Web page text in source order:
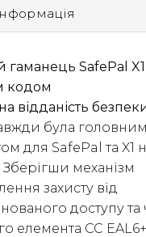
гаманець SafePal X1
кодом
відданість
була головним
для SafePal та X1
механізм
захисту від
доступу та
елемента CC